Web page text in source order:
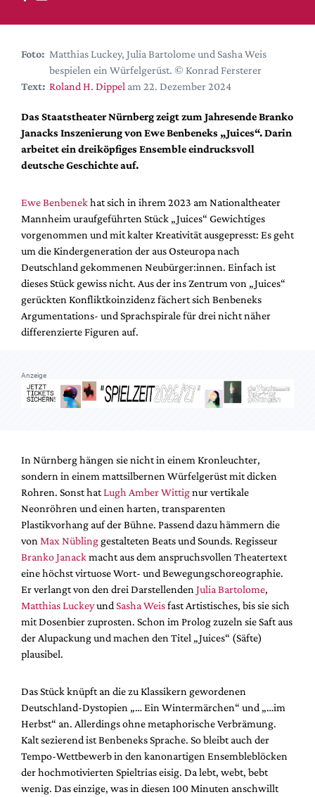
DdB-map
Premierensuche
Festival-Planer
Alle Hefte
Leseproben
Podcast
Service
Shop / Abo
Newsletter
Redaktion
Autor:innen
Partner
Mediadaten
Foto: Matthias Luckey, Julia Bartolome und Sasha Weis
bespielen ein Würfelgerüst. © Konrad Fersterer
Text: Roland H. Dippel am 22. Dezember 2024
Das Staatstheater Nürnberg zeigt zum Jahresende Branko
Janacks Inszenierung von Ewe Benbeneks „Juices“. Darin
arbeitet ein dreiköpfiges Ensemble eindrucksvoll
deutsche Geschichte auf.
Ewe Benbenekhat sich in ihrem 2023 am Nationaltheater
Mannheim uraufgeführten Stück „Juices“ Gewichtiges
vorgenommen und mit kalter Kreativität ausgepresst: Es geht
um die Kindergeneration der aus Osteuropa nach
Deutschland gekommenen Neubürger:innen. Einfach ist
dieses Stück gewiss nicht. Aus der ins Zentrum von „Juices“
gerückten Konfliktkoinzidenz fächert sich Benbeneks
Argumentations- und Sprachspirale für drei nicht näher
differenzierte Figuren auf.
Anzeige
In Nürnberg hängen sienicht in einem Kronleuchter,
sondern in einem mattsilbernen Würfelgerüst mit dicken
Rohren. Sonst hatLugh Amber Wittignur vertikale
Neonröhren und einen harten, transparenten
Plastikvorhang auf der Bühne. Passend dazu hämmern die
von Max Nübling gestalteten Beats und Sounds. Regisseur
Branko Janackmacht aus dem anspruchsvollen Theatertext
eine höchst virtuose Wort- und Bewegungschoreographie.
Er verlangt von den drei Darstellenden Julia Bartolome,
Matthias Luckeyund Sasha Weisfast Artistisches, bis sie sich
mit Dosenbier zuprosten. Schon im Prolog zuzeln sie Saft aus
der Alupackung und machen den Titel „Juices“ (Säfte)
plausibel.
Das Stück knüpft an die zu Klassikern gewordenen
Deutschland-Dystopien „… Ein Wintermärchen“ und „…im
Herbst“ an. Allerdings ohne metaphorische Verbrämung.
Kalt sezierend ist Benbeneks Sprache. So bleibt auch der
Tempo-Wettbewerb in den kanonartigen Ensembleblöcken
der hochmotivierten Spieltrias eisig. Da lebt, webt, bebt
wenig. Das einzige, was in diesen 100 Minuten anschwillt